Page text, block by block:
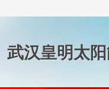
武汉皇明太